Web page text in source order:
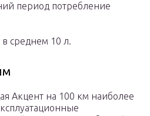
период потребление
среднем 10 л.
Акцент на 100 км наиболее